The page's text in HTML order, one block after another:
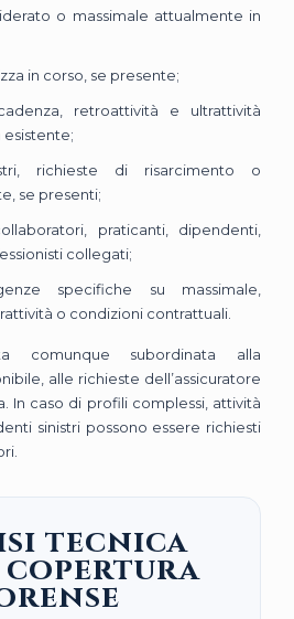
o massimale attualmente in
in corso, se presente;
retroattività e ultrattività
richieste di risarcimento o
se presenti;
praticanti, dipendenti,
collegati;
specifiche su massimale,
o condizioni contrattuali.
comunque subordinata alla
alle richieste dell’assicuratore
In caso di profili complessi, attività
sinistri possono essere richiesti
tecnica